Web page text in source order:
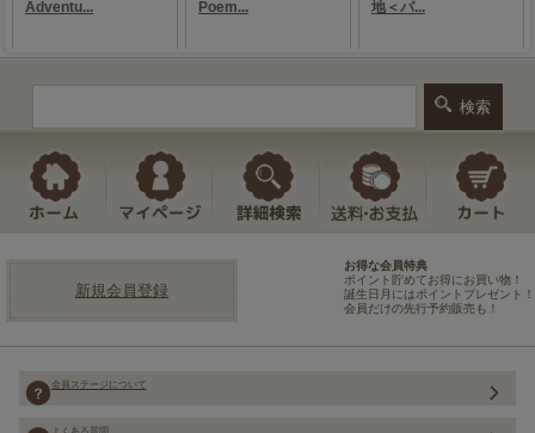
新規会員登録
お得な会員特典
ポイント貯めてお得にお買い物！
誕生日月にはポイントプレゼント！
会員だけの先行予約販売も！
会員ステージについて